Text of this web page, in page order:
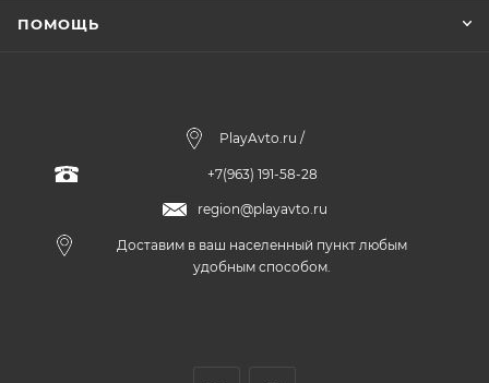
ПОМОЩЬ
PlayAvto.ru /
+7(963) 191-58-28
region@playavto.ru
Доставим в ваш населенный пункт любым
удобным способом.